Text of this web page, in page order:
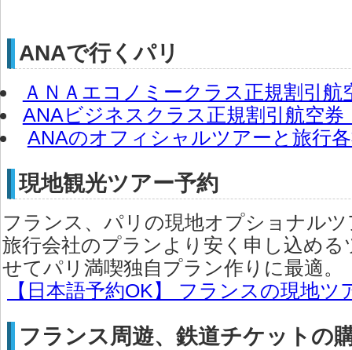
ANAで行くパリ
ＡＮＡエコノミークラス正規割引
ANAビジネスクラス正規割引航空券
ANAのオフィシャルツアーと旅行
現地観光ツアー予約
フランス、パリの現地オプショナル
旅行会社のプランより安く申し込め
せてパリ満喫独自プラン作りに最適。
【日本語予約OK】 フランスの現地ツ
フランス周遊、鉄道チケットの